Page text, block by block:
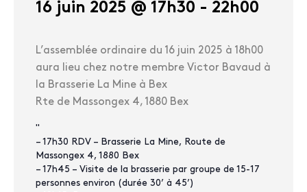
16 juin 2025 @ 17h30 - 22h00
L’assemblée ordinaire du 16 juin 2025 à 18h00
aura lieu chez notre membre Victor Bavaud à
la Brasserie La Mine à Bex
Rte de Massongex 4, 1880 Bex
– 17h30 RDV – Brasserie La Mine, Route de
Massongex 4, 1880 Bex
– 17h45 – Visite de la brasserie par groupe de 15-17
personnes environ (durée 30’ à 45’)